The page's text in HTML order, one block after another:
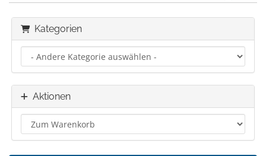
Kategorien
Aktionen